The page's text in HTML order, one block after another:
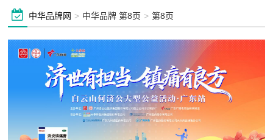
中华品牌网 > 中华品牌 第8页 > 第8页